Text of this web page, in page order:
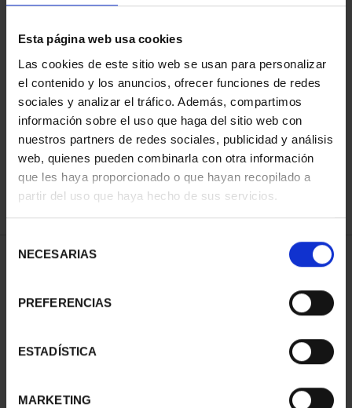
Esta página web usa cookies
Las cookies de este sitio web se usan para personalizar
el contenido y los anuncios, ofrecer funciones de redes
sociales y analizar el tráfico. Además, compartimos
información sobre el uso que haga del sitio web con
nuestros partners de redes sociales, publicidad y análisis
web, quienes pueden combinarla con otra información
que les haya proporcionado o que hayan recopilado a
partir del uso que haya hecho de sus servicios.
NECESARIAS
PREFERENCIAS
ESTADÍSTICA
MARKETING
ORDENAR POR:
REFINAR
2 Productos encontrados